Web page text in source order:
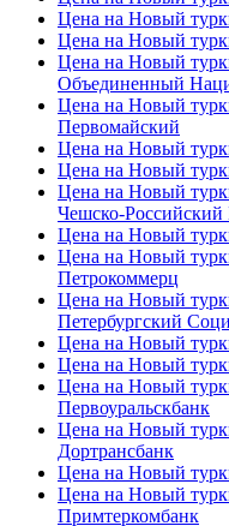
Цена на Новый
Цена на Новый
Цена на Новый
Объединенный
Цена на Новый
Первомайский
Цена на Новый
Цена на Новый
Цена на Новый
Чешско-Российский
Цена на Новый
Цена на Новый
Петрокоммерц
Цена на Новый
Петербургский
Цена на Новый
Цена на Новый
Цена на Новый
Первоуральскбанк
Цена на Новый
Дортрансбанк
Цена на Новый
Цена на Новый
Примтеркомбанк